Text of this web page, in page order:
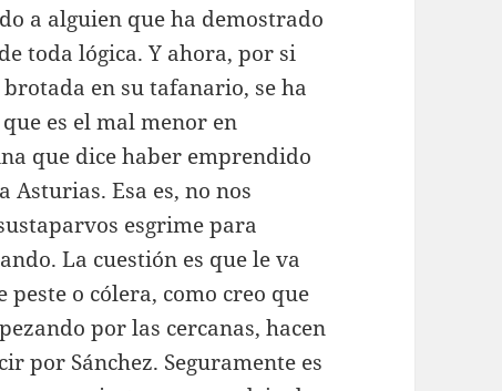
a alguien que ha demostrado
toda lógica. Y ahora, por si
en su tafanario, se ha
es el mal menor en
que dice haber emprendido
Esa es, no nos
esgrime para
La cuestión es que le va
o cólera, como creo que
por las cercanas, hacen
por Sánchez. Seguramente es